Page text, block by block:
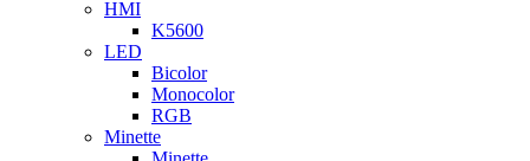
HMI
K5600
LED
Bicolor
Monocolor
RGB
Minette